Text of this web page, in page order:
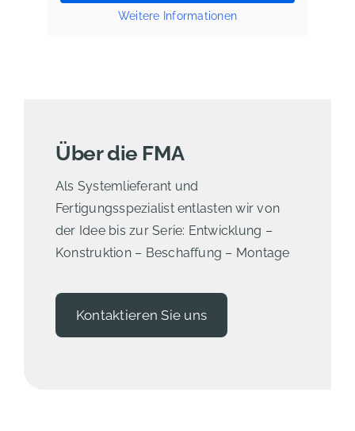
Weitere Informationen
Über die FMA
Als Systemlieferant und
Fertigungsspezialist entlasten wir von
der Idee bis zur Serie: Entwicklung –
Konstruktion – Beschaffung – Montage
Kontaktieren Sie uns